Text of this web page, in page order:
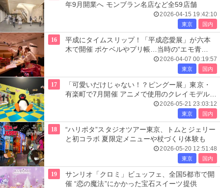
年9月開業へ モンブラン名店など全59店舗
2026-04-15 19:42:10
東京 国内
16
平成にタイムスリップ！「平成恋愛展」が六本
木で開催 ポケベルやプリ帳…当時の“エモ青
2026-04-07 00:19:57
東京 国内
17
「可愛いだけじゃない！？ピングー展」東京・
有楽町で7月開催 アニメで使用のクレイモデルや
2026-05-21 23:03:12
東京 国内
18
“ハリポタ”スタジオツアー東京、トムとジェリー
と初コラボ 夏限定メニューや杖づくり体験も
2026-05-20 12:51:48
東京 国内
19
サンリオ「クロミ」ビュッフェ、全国5都市で開
催 “恋の魔法”にかかった宝石スイーツ提供